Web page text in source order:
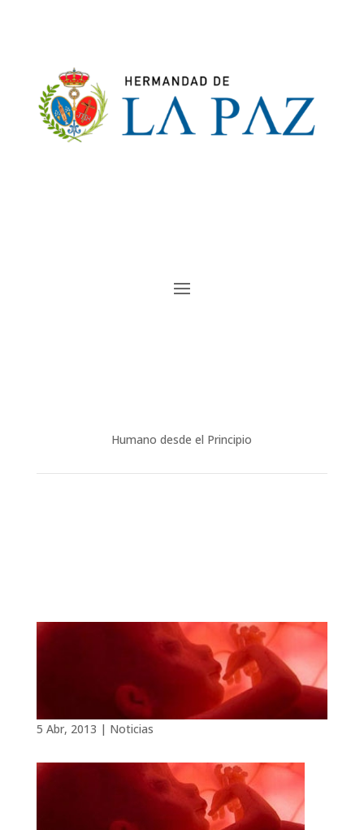
Humano desde el Principio
5 Abr, 2013 | Noticias